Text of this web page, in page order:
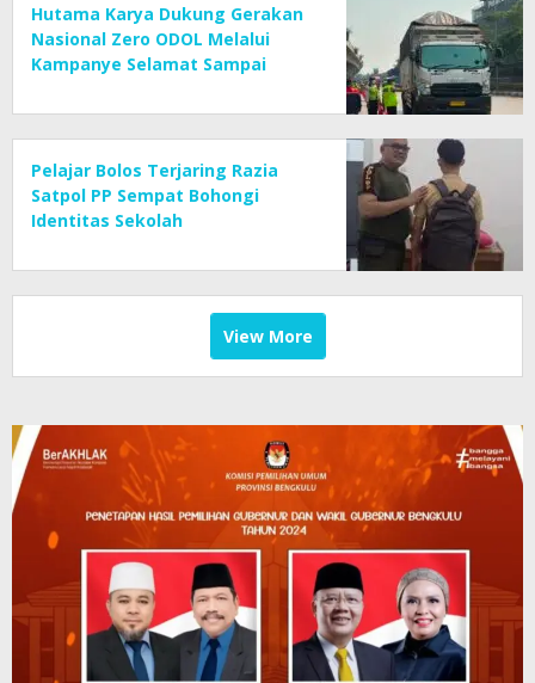
Hutama Karya Dukung Gerakan
Nasional Zero ODOL Melalui
Kampanye Selamat Sampai
Pelajar Bolos Terjaring Razia
Satpol PP Sempat Bohongi
Identitas Sekolah
View More